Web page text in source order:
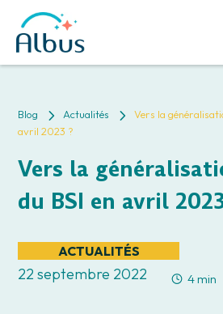
Blog 5 Actualités 5
Vers la
avril 2023 ?
Vers la
du BSI en avril
ACTUALITÉS
22 septembre 2022 4 min